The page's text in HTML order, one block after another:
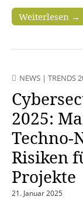
Weiterlesen →
NEWS | TRENDS
2025:
Techno-
Risiken
Projekte
21. Januar 2025